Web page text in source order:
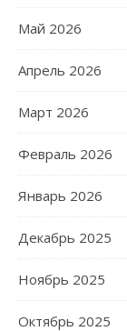
Май 2026
Апрель 2026
Март 2026
Февраль 2026
Январь 2026
Декабрь 2025
Ноябрь 2025
Октябрь 2025